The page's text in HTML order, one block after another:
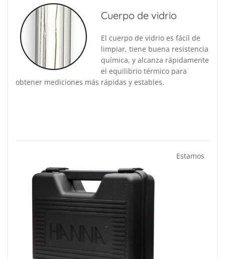
Cuerpo de vidrio
El cuerpo de vidrio es fácil de
limpiar, tiene buena resistencia
química, y alcanza rápidamente
el equilibrio térmico para
obtener mediciones más rápidas y estables.
Estamos